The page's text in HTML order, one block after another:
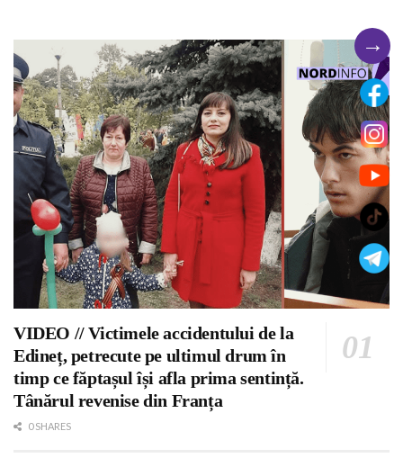
VIDEO // Victimele accidentului de la
Edineț, petrecute pe ultimul drum în
timp ce făptașul își afla prima sentință.
Tânărul revenise din Franța
0 SHARES
→